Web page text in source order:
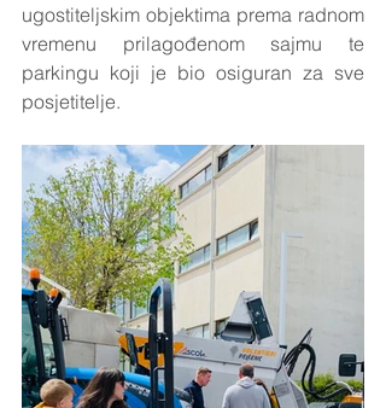
ugostiteljskim objektima prema radnom
vremenu prilagođenom sajmu te
parkingu koji je bio osiguran za sve
posjetitelje.